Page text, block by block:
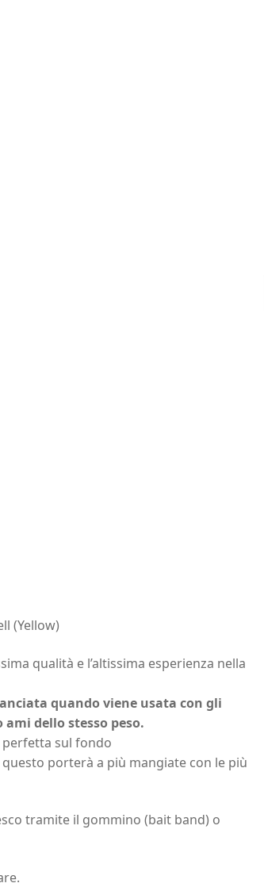
(Yellow)
qualità e l’altissima esperienza nella
quando viene usata con gli
dello stesso peso.
perfetta sul fondo
porterà a più mangiate con le più
tramite il gommino (bait band) o